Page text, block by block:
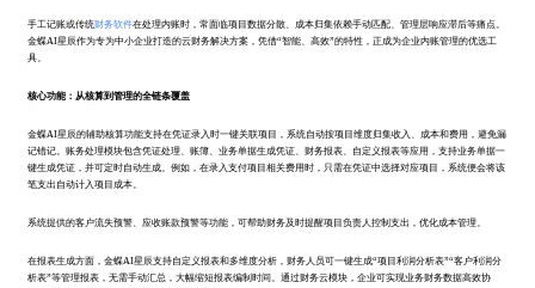
手工记账或传统财务软件在处理内账时，常面临项目数据分散、成本归集依赖手动匹配、管理层响应滞后等痛点。
金蝶AI星辰作为专为中小企业打造的云财务解决方案，凭借“智能、高效”的特性，正成为企业内账管理的优选工
具。
核心功能：从核算到管理的全链条覆盖
金蝶AI星辰的辅助核算功能支持在凭证录入时一键关联项目，系统自动按项目维度归集收入、成本和费用，避免漏
记错记。账务处理模块包含凭证处理、账簿、业务单据生成凭证、财务报表、自定义报表等应用，支持业务单据一
键生成凭证，并可定时自动生成。例如，在录入支付项目相关费用时，只需在凭证中选择对应项目，系统便会将该
笔支出自动计入项目成本。
系统提供的客户流失预警、应收账款预警等功能，可帮助财务及时提醒项目负责人控制支出，优化成本管理。
在报表生成方面，金蝶AI星辰支持自定义报表和多维度分析，财务人员可一键生成“项目利润分析表”“客户利润分
析表”等管理报表，无需手动汇总，大幅缩短报表编制时间。通过财务云模块，企业可实现业务财务数据高效协